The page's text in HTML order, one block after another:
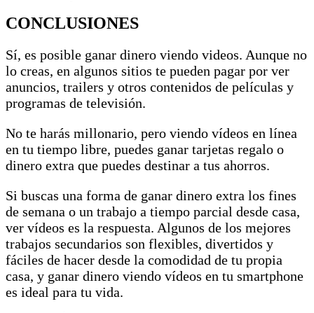
CONCLUSIONES
Sí, es posible ganar dinero viendo videos. Aunque no
lo creas, en algunos sitios te pueden pagar por ver
anuncios, trailers y otros contenidos de películas y
programas de televisión.
No te harás millonario, pero viendo vídeos en línea
en tu tiempo libre, puedes ganar tarjetas regalo o
dinero extra que puedes destinar a tus ahorros.
Si buscas una forma de ganar dinero extra los fines
de semana o un trabajo a tiempo parcial desde casa,
ver vídeos es la respuesta. Algunos de los mejores
trabajos secundarios son flexibles, divertidos y
fáciles de hacer desde la comodidad de tu propia
casa, y ganar dinero viendo vídeos en tu smartphone
es ideal para tu vida.